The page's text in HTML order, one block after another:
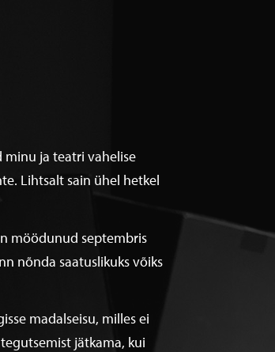
minu ja teatri vahelise
Lihtsalt sain ühel hetkel
möödunud septembris
nõnda saatuslikuks võiks
madalseisu, milles ei
jätkama, kui